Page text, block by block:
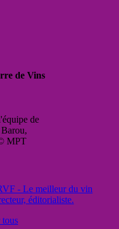
de Vins
de
MPT
- Le meilleur du vin
éditorialiste.